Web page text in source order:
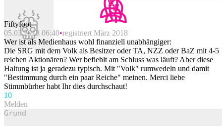
Fiftyfoot
05.03.2018 06:40 registriert März 2018
Wer ist als Medienhaus wohl finanziell unabhängiger:
Die SRG mit dem Volk als Besitzer oder TA, NZZ oder BaZ mit 4-5
reichen Aktionären? Wer befiehlt am Schluss was läuft? Aber diese
Haltung ist ja geradezu typisch. Mit "Volk" rumwedeln und damit
"Bestimmung durch ein paar Reiche" meinen. Merci liebe
Stimmbürher habt Ihr dies durchschaut!
10
Melden